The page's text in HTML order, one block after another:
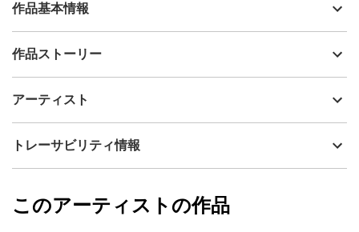
作品基本情報
出品者
制作年
アクリル
カラー
赤
作品ストーリー
表面は味わいのある質感で、部分的に艶感があり、光の加減によ
了承くださいませ。
アーティスト
山口香代子
フォローする
トレーサビリティ情報
山口香代子
このアーティストの作品